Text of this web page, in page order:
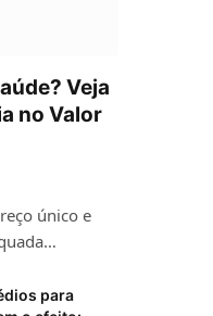
Veja
no Valor
único e
para